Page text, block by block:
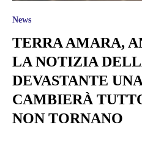
News
TERRA AMARA,
LA NOTIZIA
DEVASTANTE
CAMBIERÀ
NON TORNANO